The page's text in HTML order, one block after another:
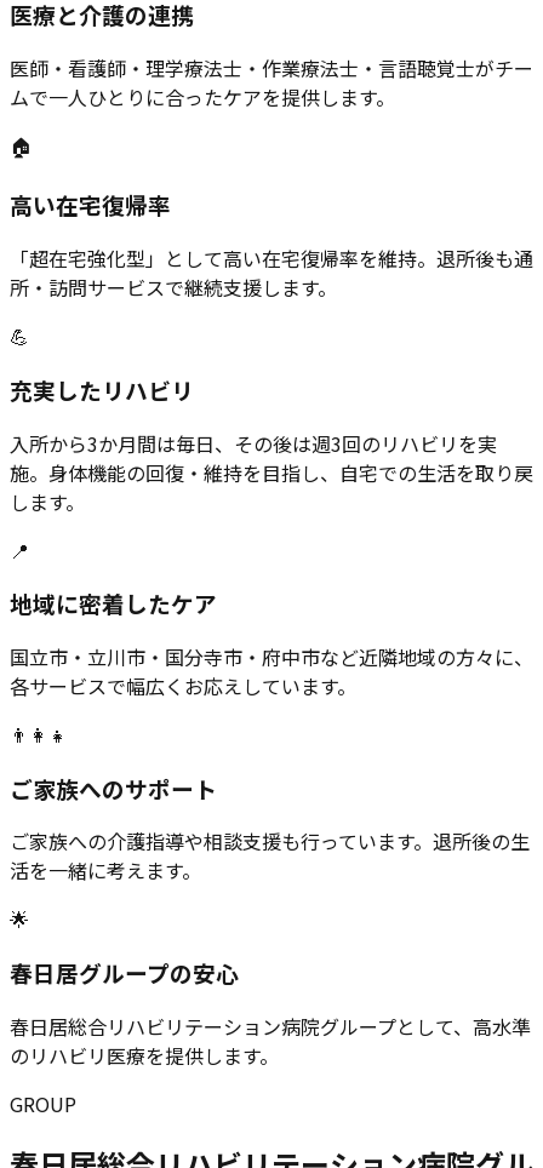
医療と介護の連携
医師・看護師・理学療法士・作業療法士・言語聴覚士がチー
ムで一人ひとりに合ったケアを提供します。
🏠
高い在宅復帰率
「超在宅強化型」として高い在宅復帰率を維持。退所後も通
所・訪問サービスで継続支援します。
💪
充実したリハビリ
入所から3か月間は毎日、その後は週3回のリハビリを実
施。身体機能の回復・維持を目指し、自宅での生活を取り戻
します。
📍
地域に密着したケア
国立市・立川市・国分寺市・府中市など近隣地域の方々に、
各サービスで幅広くお応えしています。
👨‍👩‍👧
ご家族へのサポート
ご家族への介護指導や相談支援も行っています。退所後の生
活を一緒に考えます。
🌟
春日居グループの安心
春日居総合リハビリテーション病院グループとして、高水準
のリハビリ医療を提供します。
GROUP